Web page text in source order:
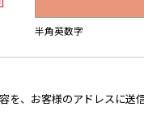
半角英数字
、お客様のアドレスに送信